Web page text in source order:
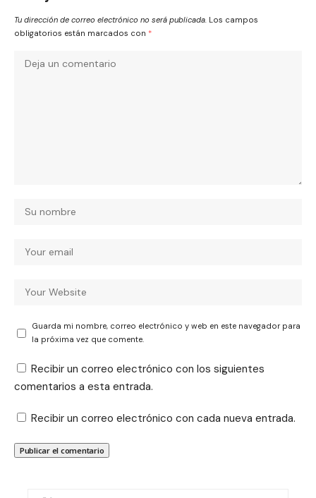
Tu dirección de correo electrónico no será publicada. Los campos
obligatorios están marcados con *
Guarda mi nombre, correo electrónico y web en este navegador para
la próxima vez que comente.
Recibir un correo electrónico con los siguientes
comentarios a esta entrada.
Recibir un correo electrónico con cada nueva entrada.